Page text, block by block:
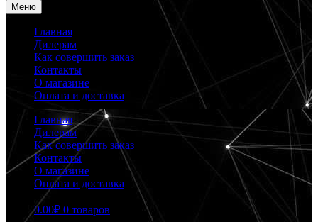
Меню
Главная
Дилерам
Как совершить заказ
Контакты
О магазине
Оплата и доставка
Главная
Дилерам
Как совершить заказ
Контакты
О магазине
Оплата и доставка
0.00₽ 0 товаров